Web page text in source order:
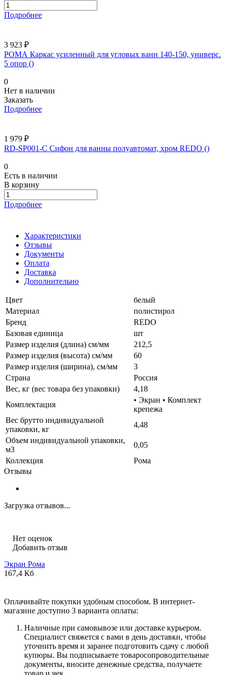
Подробнее
3 923 ₽
РОМА Каркас усиленный для угловых ванн 140-150, универс.
5 опор ()
0
Нет в наличии
Заказать
Подробнее
1 979 ₽
RD-SP001-C Сифон для ванны полуавтомат, хром REDO ()
0
Есть в наличии
В корзину
Подробнее
Характеристики
Отзывы
Документы
Оплата
Доставка
Дополнительно
Цвет
белый
Материал
полистирол
Бренд
REDO
Базовая единица
шт
Размер изделия (длина) см/мм
212,5
Размер изделия (высота) см/мм
60
Размер изделия (ширина), см/мм
3
Страна
Россия
Вес, кг (вес товара без упаковки)
4,18
Комплектация
• Экран • Комплект
крепежа
Вес брутто индивидуальной
упаковки, кг
4,48
Объем индивидуальной упаковки,
м3
0,05
Коллекция
Рома
Отзывы
Загрузка отзывов...
Нет оценок
Добавить отзыв
Экран Рома
167,4 Кб
Оплачивайте покупки удобным способом. В интернет-
магазине доступно 3 варианта оплаты:
Наличные при самовывозе или доставке курьером.
Специалист свяжется с вами в день доставки, чтобы
уточнить время и заранее подготовить сдачу с любой
купюры. Вы подписываете товаросопроводительные
документы, вносите денежные средства, получаете
товар и чек.